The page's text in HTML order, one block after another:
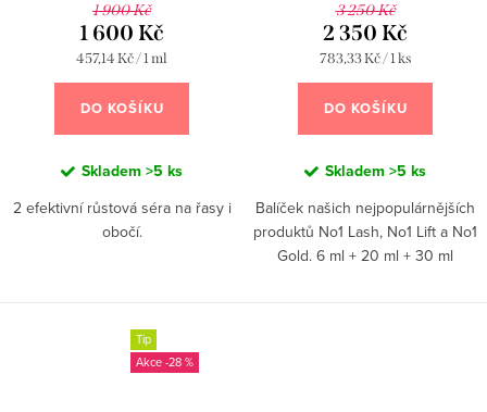
1 900 Kč
1 600 Kč
Měrná
cena:
457,14 Kč / 1 ml
DO KOŠÍKU
Skladem >5 ks
2 efektivní růstová séra na řasy i
obočí.
3 250 Kč
2 350 Kč
Měrná
cena:
783,33 Kč / 1 ks
DO KOŠÍKU
Skladem >5 ks
Balíček našich nejpopulárnějších
produktů No1 Lash, No1 Lift a No1
Gold. 6 ml + 20 ml + 30 ml
Tip
-28 %